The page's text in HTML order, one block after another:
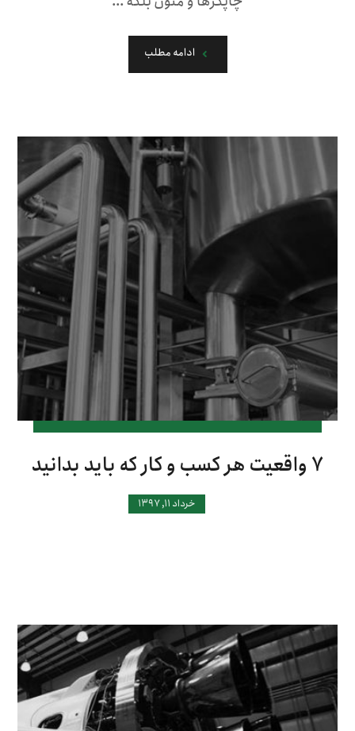
ادامه مطلب
۷ واقعیت هر کسب و کار که باید بدانید
خرداد ۱۱, ۱۳۹۷